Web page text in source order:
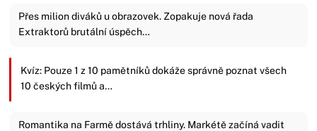
Přes milion diváků u obrazovek. Zopakuje nová řada
Extraktorů brutální úspěch…
Kvíz: Pouze 1 z 10 pamětníků dokáže správně poznat všech
10 českých filmů a…
Romantika na Farmě dostává trhliny. Markétě začíná vadit